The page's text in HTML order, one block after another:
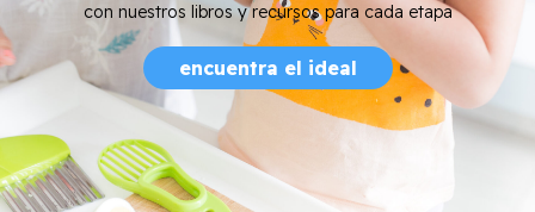
con nuestros libros y recursos para cada etapa
encuentra el ideal